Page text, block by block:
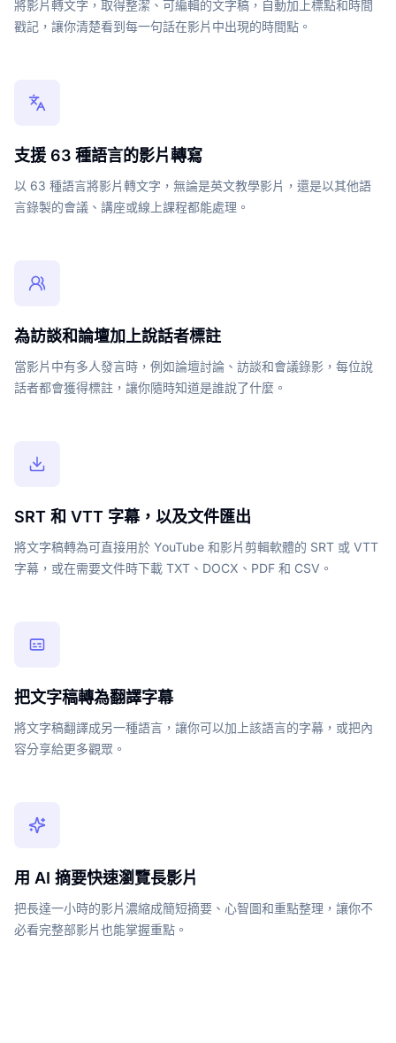
將影片轉文字，取得整潔、可編輯的文字稿，自動加上標點和時間
戳記，讓你清楚看到每一句話在影片中出現的時間點。
支援 63 種語言的影片轉寫
以 63 種語言將影片轉文字，無論是英文教學影片，還是以其他語
言錄製的會議、講座或線上課程都能處理。
為訪談和論壇加上說話者標註
當影片中有多人發言時，例如論壇討論、訪談和會議錄影，每位說
話者都會獲得標註，讓你隨時知道是誰說了什麼。
SRT 和 VTT 字幕，以及文件匯出
將文字稿轉為可直接用於 YouTube 和影片剪輯軟體的 SRT 或 VTT
字幕，或在需要文件時下載 TXT、DOCX、PDF 和 CSV。
把文字稿轉為翻譯字幕
將文字稿翻譯成另一種語言，讓你可以加上該語言的字幕，或把內
容分享給更多觀眾。
用 AI 摘要快速瀏覽長影片
把長達一小時的影片濃縮成簡短摘要、心智圖和重點整理，讓你不
必看完整部影片也能掌握重點。